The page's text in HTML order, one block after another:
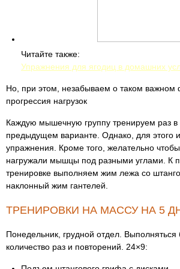
Читайте также:
Упражнения для ягодиц в домашних
Но, при этом, незабываем о таком важном
прогрессия нагрузок
Каждую мышечную группу тренируем раз в
предыдущем варианте. Однако, для этого
упражнения. Кроме того, желательно
нагружали мышцы под разными углами. К
тренировке выполняем жим лежа со
наклонный жим гантелей.
ТРЕНИРОВКИ НА МАССУ НА 5
Понедельник, грудной отдел. Выполняться
количество раз и повторений. 24×9: